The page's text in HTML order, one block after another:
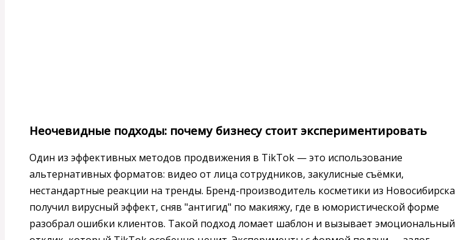
Неочевидные подходы: почему бизнесу стоит экспериментировать
Один из эффективных методов продвижения в TikTok — это использование
альтернативных форматов: видео от лица сотрудников, закулисные съёмки,
нестандартные реакции на тренды. Бренд-производитель косметики из Новосибирска
получил вирусный эффект, сняв "антигид" по макияжу, где в юмористической форме
разобрал ошибки клиентов. Такой подход ломает шаблон и вызывает эмоциональный